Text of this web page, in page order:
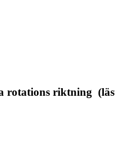
rotations riktning